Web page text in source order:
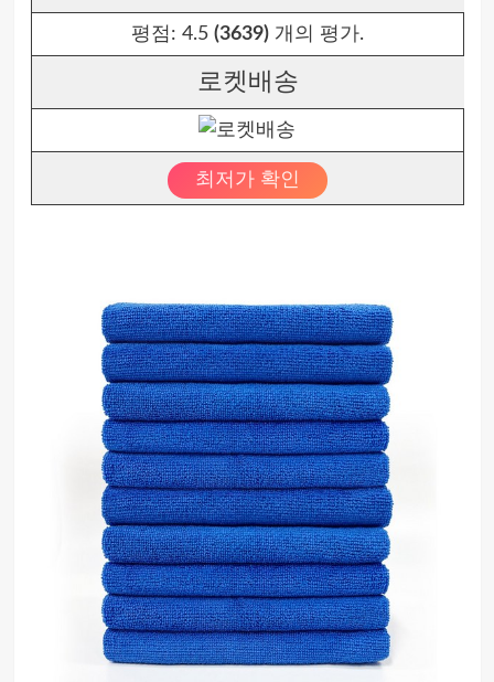
평점: 4.5 (3639)개의 평가.
로켓배송
최저가 확인